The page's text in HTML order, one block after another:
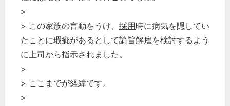
>
> この家族の言動をうけ、 採用時に病気を隠してい
たことに瑕疵があるとして諭旨解雇を検討するよう
に上司から指示されました。
>
> ここまでが経緯です。
>